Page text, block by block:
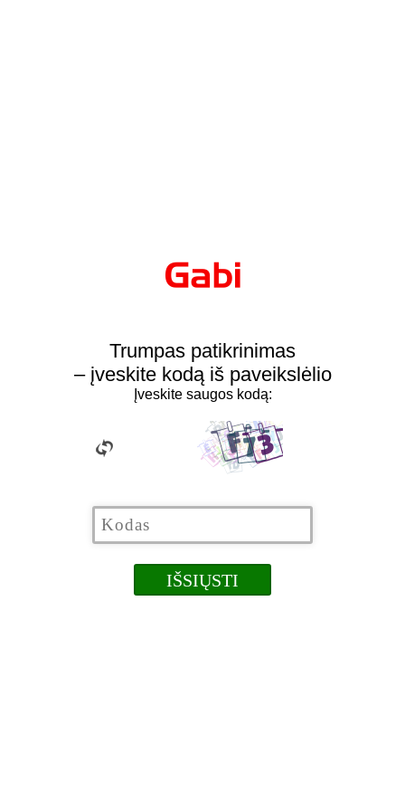
Trumpas patikrinimas
– įveskite kodą iš paveikslėlio
Įveskite saugos kodą: